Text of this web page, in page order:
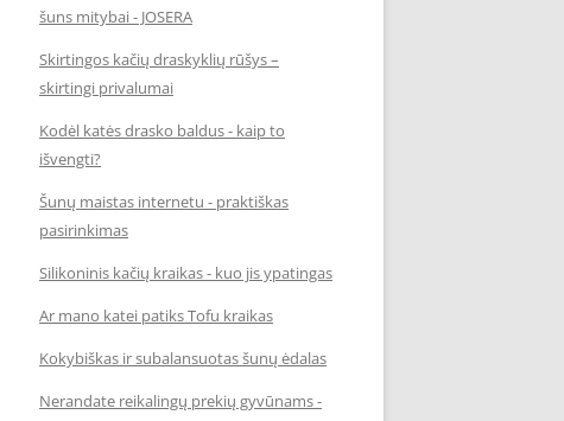
šuns mitybai - JOSERA
Skirtingos kačių draskyklių rūšys –
skirtingi privalumai
Kodėl katės drasko baldus - kaip to
išvengti?
Šunų maistas internetu - praktiškas
pasirinkimas
Silikoninis kačių kraikas - kuo jis ypatingas
Ar mano katei patiks Tofu kraikas
Kokybiškas ir subalansuotas šunų ėdalas
Nerandate reikalingų prekių gyvūnams -